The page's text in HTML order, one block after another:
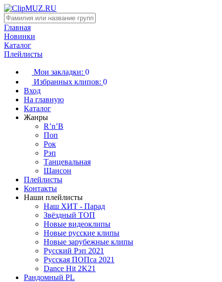
Главная
Новинки
Каталог
Плейлисты
Мои закладки: 0
Избранных клипов: 0
Вход
На главную
Каталог
Жанры
R’n’B
Поп
Рок
Рэп
Танцевальная
Шансон
Плейлисты
Контакты
Наши плейлисты
Наш ХИТ - Парад
Звёздный ТОП
Новые видеоклипы
Новые русские клипы
Новые зарубежные клипы
Русский Рэп 2021
Русская ПОПса 2021
Dance Hit 2K21
Рандомный PL